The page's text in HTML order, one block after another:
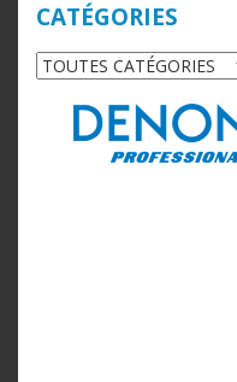
CATÉGORIES